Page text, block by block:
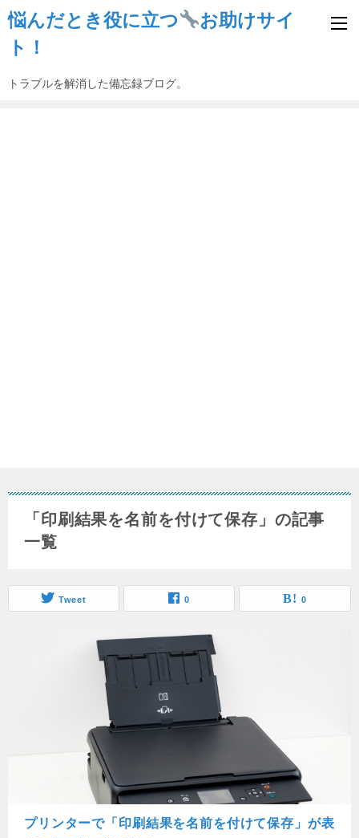
悩んだとき役に立つ
お助けサイ
ト！
トラブルを解消した備忘録ブログ。
「印刷結果を名前を付けて保存」の記事
一覧
Tweet 0 0
プリンターで「印刷結果を名前を付けて保存」が表